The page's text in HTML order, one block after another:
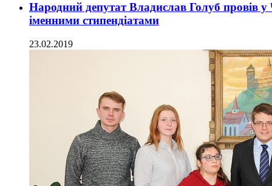
Народний депутат Владислав Голуб провів у
іменними стипендіатами
23.02.2019